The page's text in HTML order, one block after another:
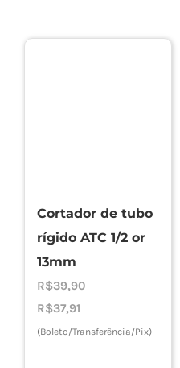
Cortador de tubo
rígido ATC 1/2 or
13mm
R$39,90
R$37,91
(Boleto/Transferência/Pix)